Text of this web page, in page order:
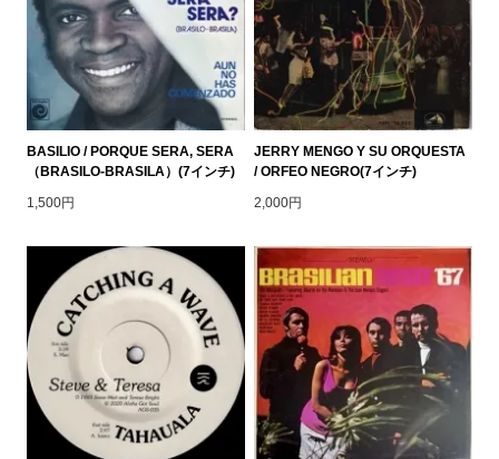
BASILIO / PORQUE SERA, SERA
（BRASILO-BRASILA）(7インチ)
1,500円
JERRY MENGO Y SU ORQUESTA
/ ORFEO NEGRO(7インチ)
2,000円